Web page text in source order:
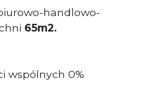
handlowo-
65m2.
wspólnych 0%